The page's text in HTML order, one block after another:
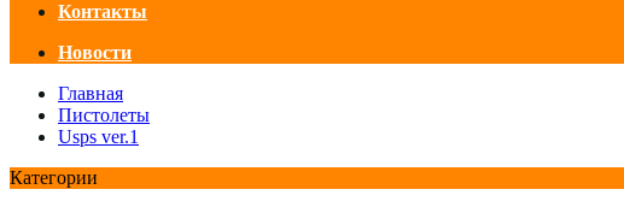
Контакты
Новости
Главная
Пистолеты
Usps ver.1
Категории